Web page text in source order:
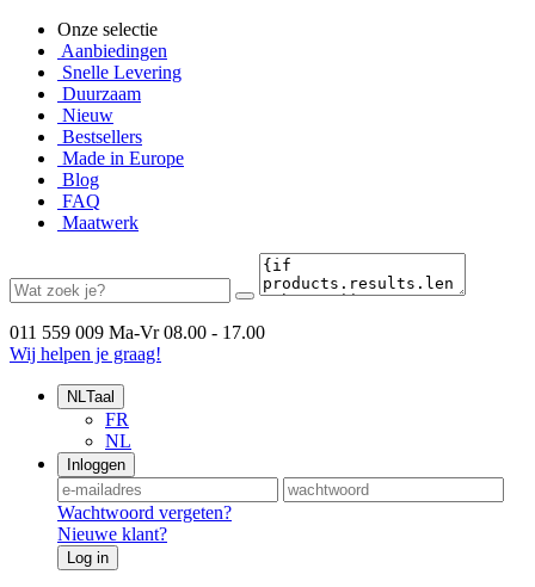
Onze selectie
Aanbiedingen
Snelle Levering
Duurzaam
Nieuw
Bestsellers
Made in Europe
Blog
FAQ
Maatwerk
011 559 009 Ma-Vr 08.00 - 17.00
Wij helpen je graag!
NLTaal
FR
NL
Inloggen
Wachtwoord vergeten?
Nieuwe klant?
Log in